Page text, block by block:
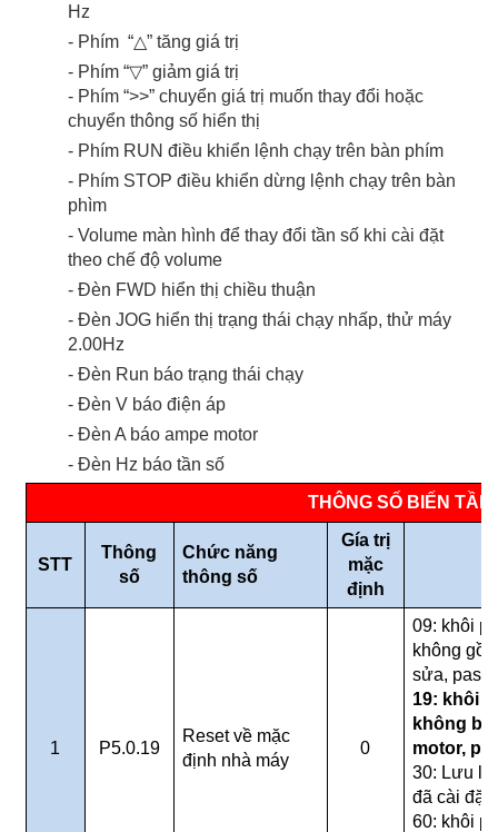
Hz
- Phím “△” tăng giá trị
- Phím “▽” giảm giá trị
- Phím “>>” chuyển giá trị muốn thay đổi hoặc
chuyển thông số hiển thị
- Phím RUN điều khiển lệnh chạy trên bàn phím
- Phím STOP điều khiển dừng lệnh chạy trên bàn
phìm
- Volume màn hình để thay đổi tần số khi cài đặt
theo chế độ volume
- Đèn FWD hiển thị chiều thuận
- Đèn JOG hiển thị trạng thái chạy nhấp, thử máy
2.00Hz
- Đèn Run báo trạng thái chạy
- Đèn V báo điện áp
- Đèn A báo ampe motor
- Đèn Hz báo tần số
THÔNG SỐ BIẾN TẦN
STT
Thông
số
Chức năng
thông số
Gía trị
mặc
định
1 P5.0.19
Reset về mặc
định nhà máy
0
09: khôi
không
sửa,
19: khôi
không
motor,
30: Lưu
đã cài đặt.
60: khôi